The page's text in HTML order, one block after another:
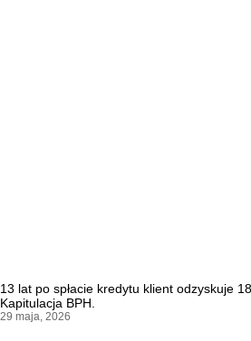
13 lat po spłacie kredytu klient odzyskuje
Kapitulacja BPH.
29 maja, 2026